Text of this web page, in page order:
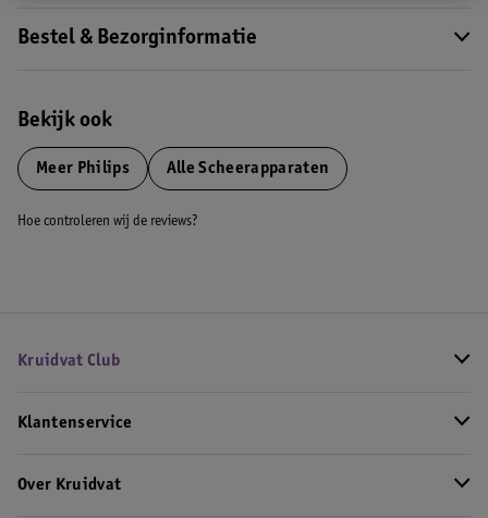
Bestel & Bezorginformatie
Bekijk ook
Meer Philips Alle Scheerapparaten
Hoe controleren wij de reviews?
Kruidvat Club
Klantenservice
Over Kruidvat